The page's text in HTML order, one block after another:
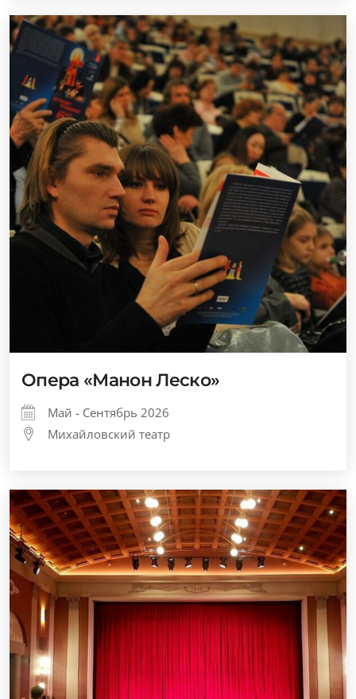
Опера «Манон Леско»
Май - Сентябрь 2026
Михайловский театр